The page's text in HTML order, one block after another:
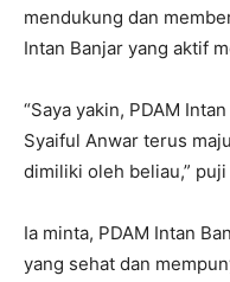
mendukung dan
Intan Banjar yang aktif
“Saya yakin, PDAM
Syaiful Anwar terus
dimiliki oleh beliau,”
Ia minta, PDAM Intan
yang sehat dan